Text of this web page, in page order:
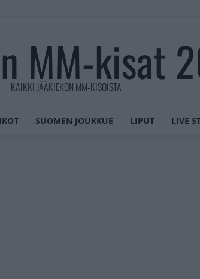
MM-kisat
KAIKKI JÄÄKIEKON MM-KISOISTA
SUOMEN JOUKKUE LIPUT LIVE